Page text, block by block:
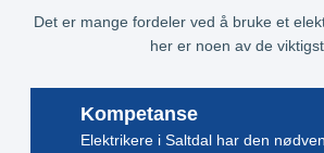
Det er mange fordeler ved å bruke et
her er noen av de
Kompetanse
Elektrikere i Saltdal har den